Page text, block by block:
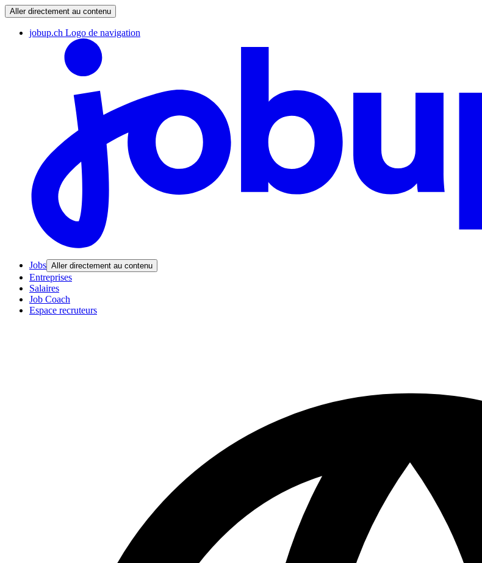
Aller directement au contenu
jobup.ch Logo de navigation
Jobs Aller directement au contenu
Entreprises
Salaires
Job Coach
Espace recruteurs